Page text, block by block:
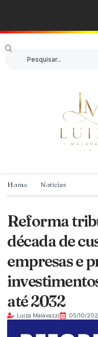
Home Notícias
Reforma
década de
empresas e
até 2032
Luiza Malavazzi 05/10/